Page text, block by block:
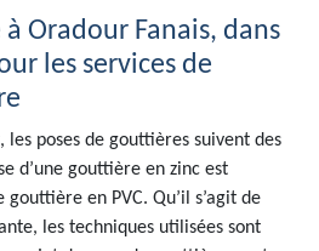
Oradour Fanais, dans
les services de
les poses de gouttières suivent des
d’une gouttière en zinc est
en PVC. Qu’il s’agit de
les techniques utilisées sont